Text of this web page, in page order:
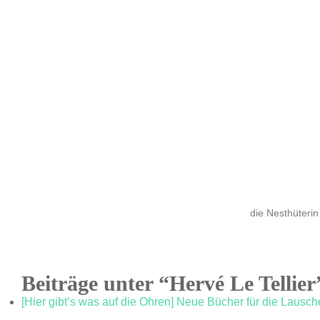
die Nesthüterin
Beiträge unter “Hervé Le
[Hier gibt’s was auf die Ohren] Neue Bücher für die